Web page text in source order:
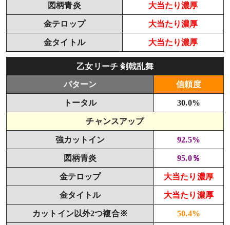
図柄青炎 大当たり濃厚
金テロップ 大当たり濃厚
金タイトル 大当たり濃厚
乙女リーチ 剣戟乱舞
パターン 信頼度
トータル 30.0%
チャンスアップ
強カットイン 92.5%
図柄青炎 95.0％
金テロップ 大当たり濃厚
金タイトル 大当たり濃厚
カットイン以外2つ複合※ 50.4%